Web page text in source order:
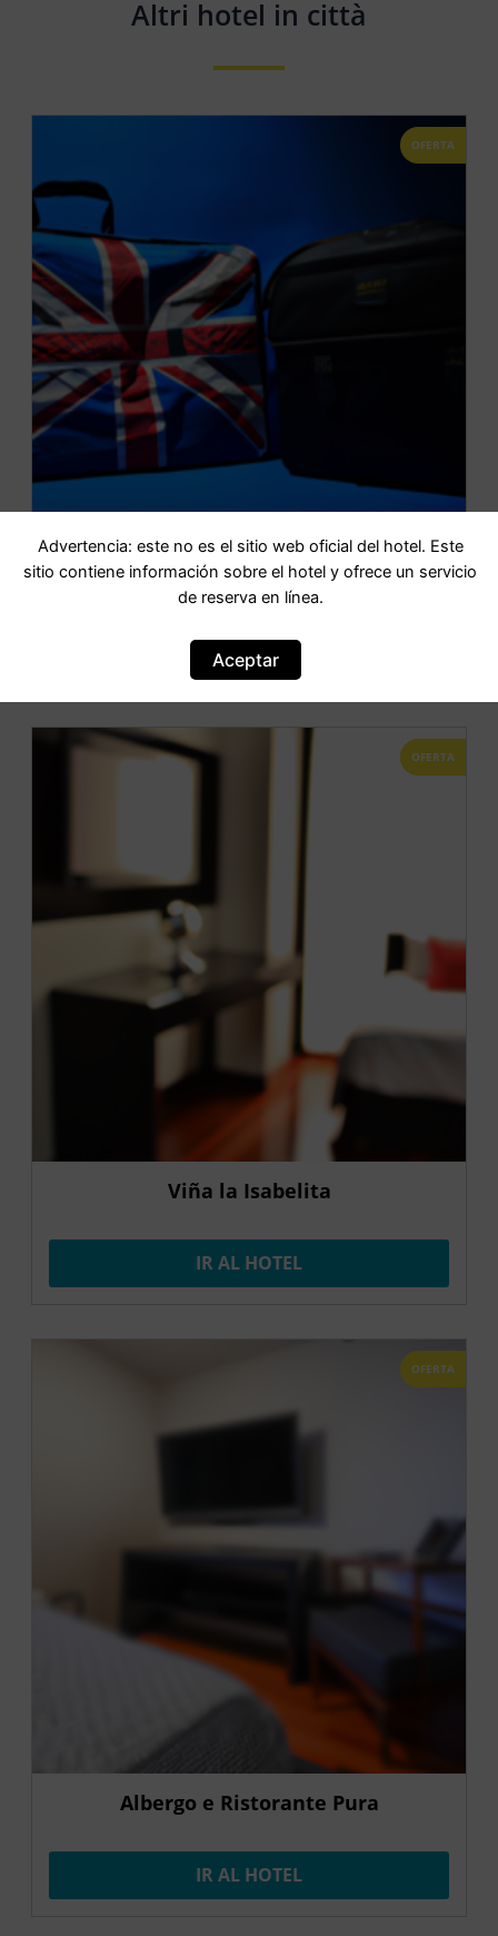
Altri hotel in città
OFERTA
Rifugio C. Benigni
IR AL HOTEL
OFERTA
Viña la Isabelita
IR AL HOTEL
OFERTA
Albergo e Ristorante Pura
IR AL HOTEL
Advertencia: este no es el sitio web oficial del hotel. Este
sitio contiene información sobre el hotel y ofrece un servicio
de reserva en línea.
Aceptar